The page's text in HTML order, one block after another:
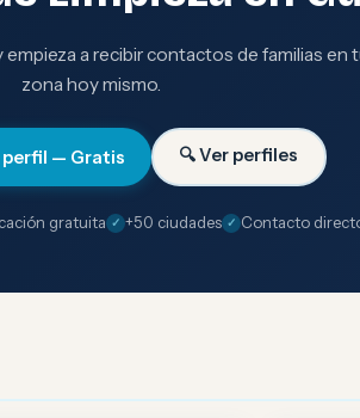
a recibir contactos de familias en
zona hoy mismo.
perfil — Gratis 🔍 Ver perfiles
gratuita +50 ciudades Contacto